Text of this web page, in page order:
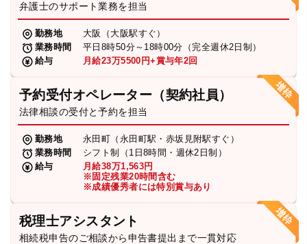
弁護士のサポート業務を担当
勤務地
大阪（大阪駅すぐ）
業務時間
平日8時50分～18時00分（完全週休2日制）
給与
月給23万5500円+賞与年2回
予約受付オペレーター（契約社員）
法律相談の受付と予約を担当
勤務地
永田町（永田町駅・赤坂見附駅すぐ）
業務時間
シフト制（1日8時間・週休2日制）
給与
月給38万1,563円
※固定残業20時間含む
※成績優秀者には特別賞与あり
税理士アシスタント
相続税申告のご相談から申告書提出まで一貫対応
求人採用
お知らせ
特設サイト
相談先情報サイト
プライバシーポリシー